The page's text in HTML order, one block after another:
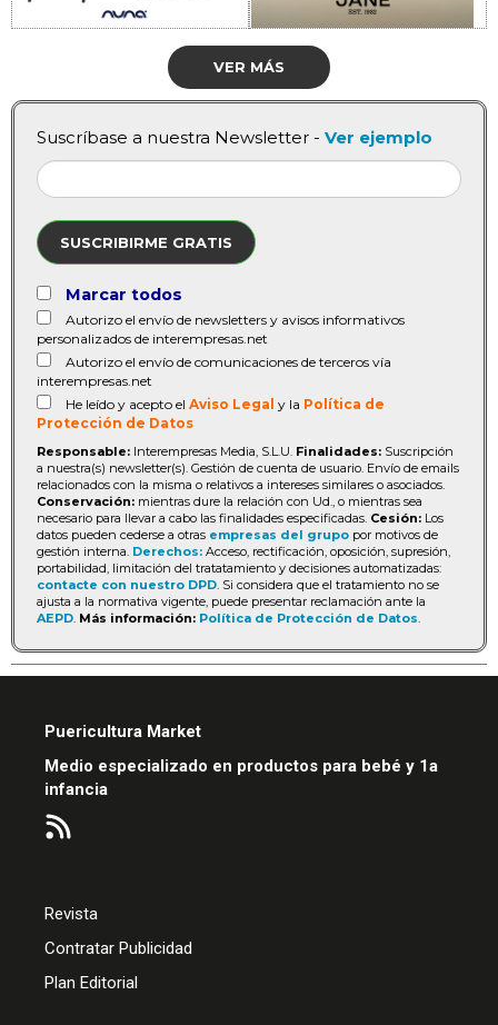
VER MÁS
Suscríbase a nuestra Newsletter - Ver ejemplo
SUSCRIBIRME GRATIS
Marcar todos
Autorizo el envío de newsletters y avisos informativos
personalizados de interempresas.net
Autorizo el envío de comunicaciones de terceros vía
interempresas.net
He leído y acepto el Aviso Legal y la Política de
Protección de Datos
Responsable: Interempresas Media, S.L.U. Finalidades: Suscripción
a nuestra(s) newsletter(s). Gestión de cuenta de usuario. Envío de emails
relacionados con la misma o relativos a intereses similares o asociados.
Conservación: mientras dure la relación con Ud., o mientras sea
necesario para llevar a cabo las finalidades especificadas. Cesión: Los
datos pueden cederse a otras empresas del grupo por motivos de
gestión interna. Derechos: Acceso, rectificación, oposición, supresión,
portabilidad, limitación del tratatamiento y decisiones automatizadas:
contacte con nuestro DPD. Si considera que el tratamiento no se
ajusta a la normativa vigente, puede presentar reclamación ante la
AEPD. Más información: Política de Protección de Datos.
Puericultura Market
Medio especializado en productos para bebé y 1a
infancia
Revista
Contratar Publicidad
Plan Editorial